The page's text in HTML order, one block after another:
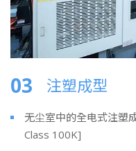
03 注塑成型
无尘室中的全电式注塑
Class 100K]